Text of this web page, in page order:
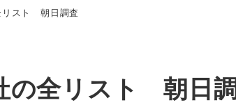
スト 朝日調査
の全リスト 朝日調